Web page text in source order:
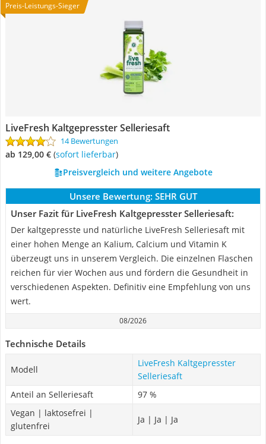
Preis-Leistungs-Sieger
LiveFresh Kaltgepresster Selleriesaft
14 Bewertungen
ab 129,00 € ( Sofort lieferbar)
Preisvergleich und weitere Angebote
Unsere Bewertung: SEHR GUT
Unser Fazit für LiveFresh Kaltgepresster Selleriesaft:
Der kaltgepresste und natürliche LiveFresh Selleriesaft mit
einer hohen Menge an Kalium, Calcium und Vitamin K
überzeugt uns in unserem Vergleich. Die einzelnen Flaschen
reichen für vier Wochen aus und fördern die Gesundheit in
verschiedenen Aspekten. Definitiv eine Empfehlung von uns
wert.
08/2026
Technische Details
Modell
LiveFresh Kaltgepresster
Selleriesaft
Anteil an Selleriesaft
97 %
Vegan | laktosefrei |
glutenfrei
Ja | Ja | Ja